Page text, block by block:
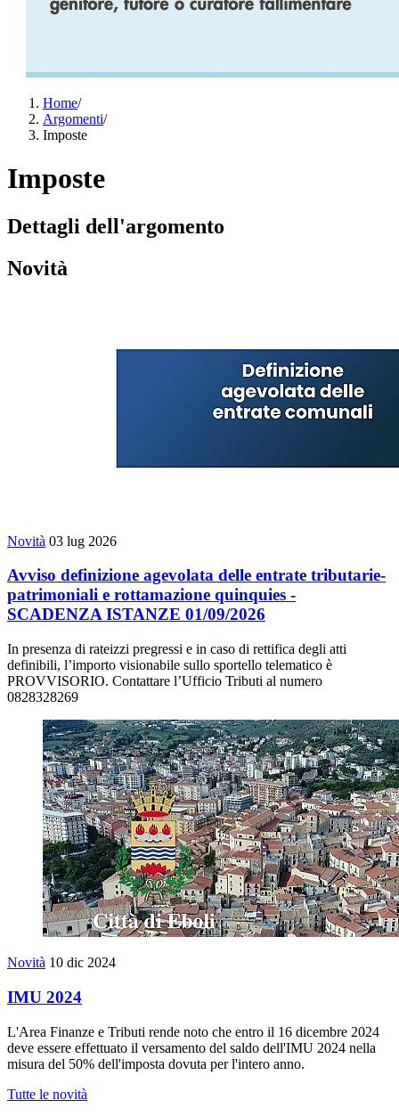
Home/
Argomenti/
Imposte
Imposte
Dettagli dell'argomento
Novità
Novità 03 lug 2026
Avviso definizione agevolata delle entrate tributarie-
patrimoniali e rottamazione quinquies -
SCADENZA ISTANZE 01/09/2026
In presenza di rateizzi pregressi e in caso di rettifica degli atti
definibili, l’importo visionabile sullo sportello telematico è
PROVVISORIO. Contattare l’Ufficio Tributi al numero
0828328269
Novità 10 dic 2024
IMU 2024
L'Area Finanze e Tributi rende noto che entro il 16 dicembre 2024
deve essere effettuato il versamento del saldo dell'IMU 2024 nella
misura del 50% dell'imposta dovuta per l'intero anno.
Tutte le novità